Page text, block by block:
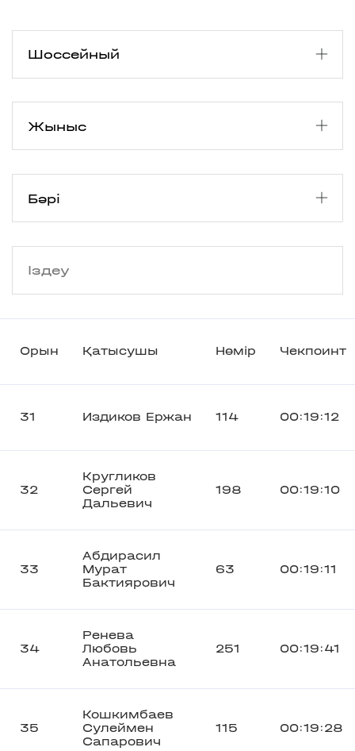
Орын Қатысушы Нөмір Чекпоинт
31 Издиков Ержан 114 00:19:12
32
Кругликов
Сергей
Дальевич
198 00:19:10
33
Абдирасил
Мурат
Бактиярович
63 00:19:11
34
Ренева
Любовь
Анатольевна
251 00:19:41
35
Кошкимбаев
Сулеймен
Сапарович
115 00:19:28